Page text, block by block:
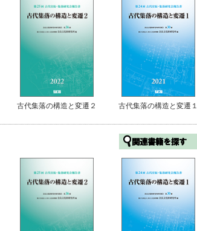
古代集落の構造と変遷２ 古代集落の構造と変遷１